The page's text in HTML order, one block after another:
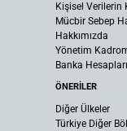
Kişisel Verilerin
Mücbir Sebep
Hakkımızda
Yönetim
Banka Hesapları
ÖNERİLER
Diğer Ülkeler
Türkiye Diğer